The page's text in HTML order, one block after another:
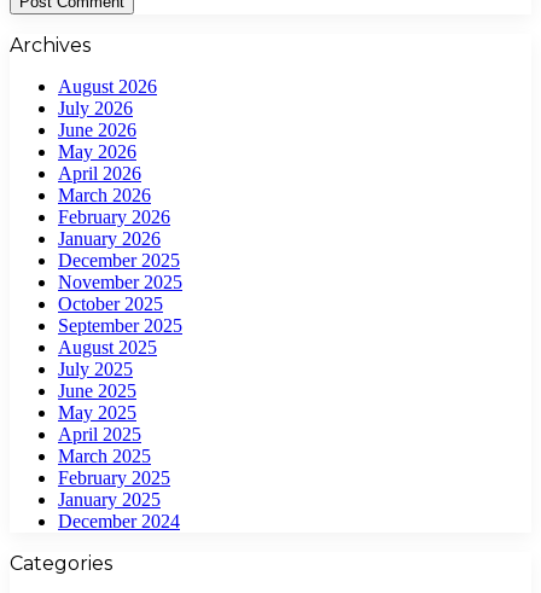
Archives
August 2026
July 2026
June 2026
May 2026
April 2026
March 2026
February 2026
January 2026
December 2025
November 2025
October 2025
September 2025
August 2025
July 2025
June 2025
May 2025
April 2025
March 2025
February 2025
January 2025
December 2024
Categories